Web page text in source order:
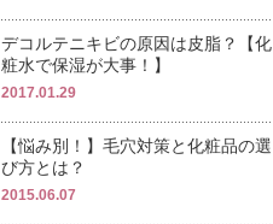
デコルテニキビの原因は皮脂？【化
粧水で保湿が大事！】
2017.01.29
【悩み別！】毛穴対策と化粧品の選
び方とは？
2015.06.07